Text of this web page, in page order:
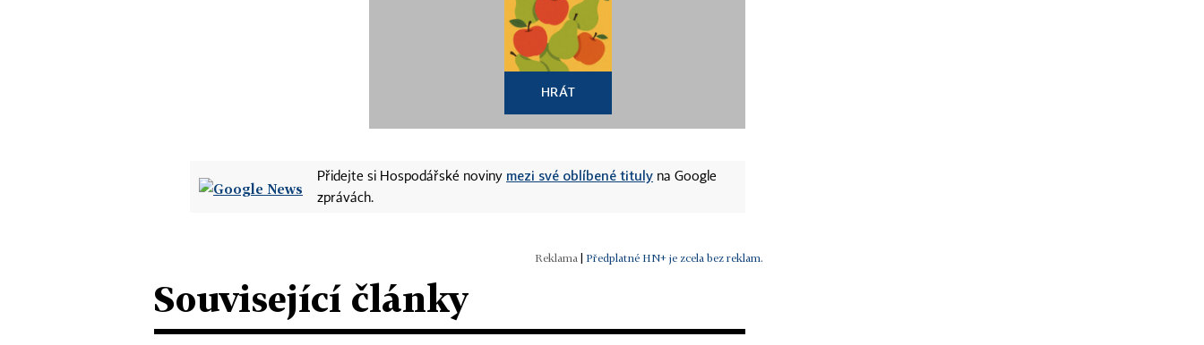
HRÁT
Přidejte si Hospodářské noviny mezi své oblíbené tituly na Google
zprávách.
| Předplatné HN+ je zcela bez reklam.
Související články